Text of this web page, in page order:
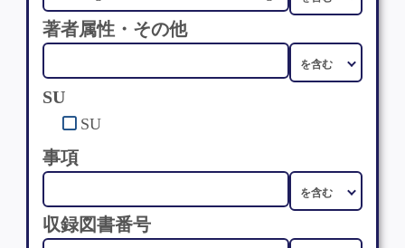
著者属性・その他
SU
SU
事項
収録図書番号